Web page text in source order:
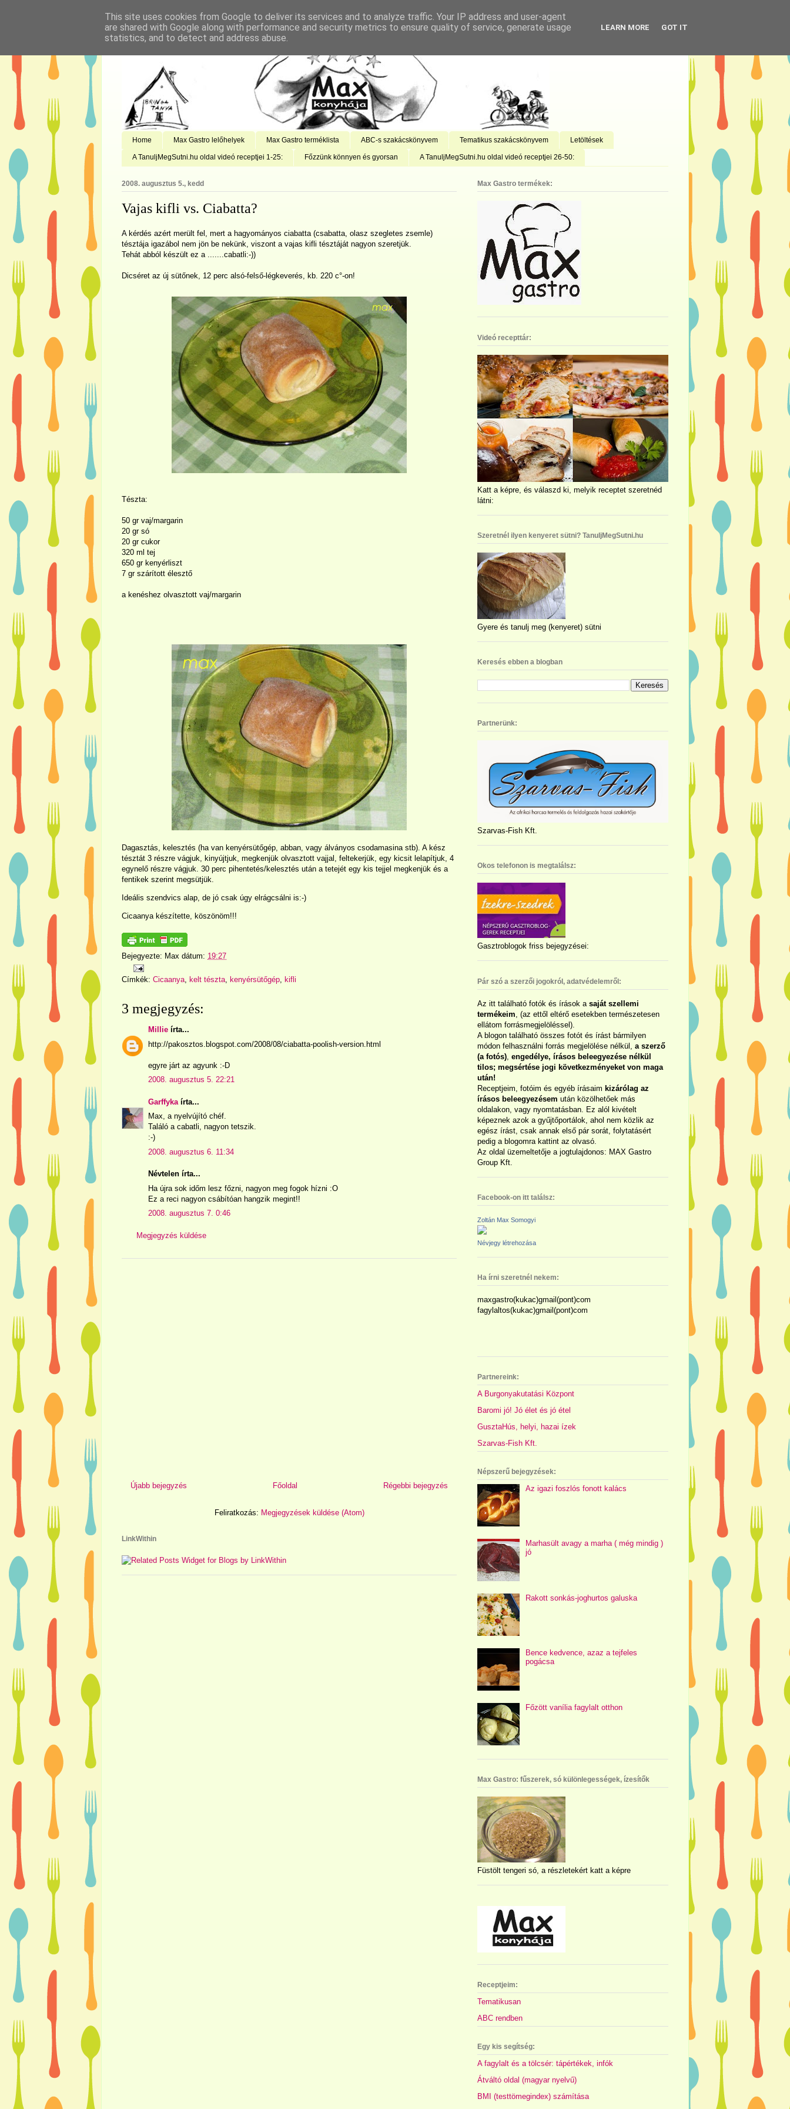
Home Max Gastro lelőhelyek Max Gastro terméklista ABC-s szakácskönyvem Tematikus szakácskönyvem Letöltések
A TanuljMegSutni.hu oldal videó receptjei 1-25: Főzzünk könnyen és gyorsan A TanuljMegSutni.hu oldal videó receptjei 26-50:
2008. augusztus 5., kedd
Vajas kifli vs. Ciabatta?
A kérdés azért merült fel, mert a hagyományos ciabatta (csabatta, olasz szegletes zsemle)
tésztája igazábol nem jön be nekünk, viszont a vajas kifli tésztáját nagyon szeretjük.
Tehát abból készült ez a .......cabatli:-))
Dicséret az új sütőnek, 12 perc alsó-felső-légkeverés, kb. 220 c°-on!
Tészta:
50 gr vaj/margarin
20 gr só
20 gr cukor
320 ml tej
650 gr kenyérliszt
7 gr szárított élesztő
a kenéshez olvasztott vaj/margarin
Dagasztás, kelesztés (ha van kenyérsütőgép, abban, vagy álványos csodamasina stb). A kész
tésztát 3 részre vágjuk, kinyújtjuk, megkenjük olvasztott vajjal, feltekerjük, egy kicsit lelapítjuk, 4
egynelő részre vágjuk. 30 perc pihentetés/kelesztés után a tetejét egy kis tejjel megkenjük és a
fentikek szerint megsütjük.
Ideális szendvics alap, de jó csak úgy elrágcsálni is:-)
Cicaanya készítette, köszönöm!!!
Bejegyezte: Max dátum: 19:27
Címkék: Cicaanya, kelt tészta, kenyérsütőgép, kifli
3 megjegyzés:
Millie írta...
http://pakosztos.blogspot.com/2008/08/ciabatta-poolish-version.html
egyre járt az agyunk :-D
2008. augusztus 5. 22:21
Garffyka írta...
Max, a nyelvújító chéf.
Találó a cabatli, nagyon tetszik.
:-)
2008. augusztus 6. 11:34
Névtelen írta...
Ha újra sok időm lesz főzni, nagyon meg fogok hízni :O
Ez a reci nagyon csábítóan hangzik megint!!
2008. augusztus 7. 0:46
Megjegyzés küldése
Újabb bejegyzés Régebbi bejegyzés
Főoldal
Feliratkozás: Megjegyzések küldése (Atom)
LinkWithin
Max Gastro termékek:
Videó recepttár:
Katt a képre, és válaszd ki, melyik receptet szeretnéd
látni:
Szeretnél ilyen kenyeret sütni? TanuljMegSutni.hu
Gyere és tanulj meg (kenyeret) sütni
Keresés ebben a blogban
Partnerünk:
Szarvas-Fish Kft.
Okos telefonon is megtalálsz:
Gasztroblogok friss bejegyzései:
Pár szó a szerzői jogokról, adatvédelemről:
Az itt található fotók és írások a saját szellemi
termékeim , (az ettől eltérő esetekben természetesen
ellátom forrásmegjelöléssel).
A blogon található összes fotót és írást bármilyen
módon felhasználni forrás megjelölése nélkül, a szerző
(a fotós) engedélye, írásos beleegyezése nélkül
tilos; megsértése jogi következményeket von maga
után!
Receptjeim, fotóim és egyéb írásaim kizárólag az
írásos beleegyezésem után közölhetőek más
oldalakon, vagy nyomtatásban. Ez alól kivételt
képeznek azok a gyűjtőportálok, ahol nem közlik az
egész írást, csak annak első pár sorát, folytatásért
pedig a blogomra kattint az olvasó.
Az oldal üzemeltetője a jogtulajdonos: MAX Gastro
Group Kft.
Facebook-on itt találsz:
Zoltán Max Somogyi
Névjegy létrehozása
Ha írni szeretnél nekem:
maxgastro(kukac)gmail(pont)com
fagylaltos(kukac)gmail(pont)com
Partnereink:
A Burgonyakutatási Központ
Baromi jó! Jó élet és jó étel
GusztaHús, helyi, hazai ízek
Szarvas-Fish Kft.
Népszerű bejegyzések:
Az igazi foszlós fonott kalács
Marhasült avagy a marha ( még mindig )
jó
Rakott sonkás-joghurtos galuska
Bence kedvence, azaz a tejfeles
pogácsa
Főzött vanília fagylalt otthon
Max Gastro: fűszerek, só különlegességek, ízesítők
Füstölt tengeri só, a részletekért katt a képre
Receptjeim:
Tematikusan
ABC rendben
Egy kis segítség:
A fagylalt és a tölcsér: tápértékek, infók
Átváltó oldal (magyar nyelvű)
BMI (testtömegindex) számítása
This site uses cookies from Google to deliver its services and to analyze traffic. Your IP address and user-agent
are shared with Google along with performance and security metrics to ensure quality of service, generate usage
statistics, and to detect and address abuse.
LEARN MORE GOT IT